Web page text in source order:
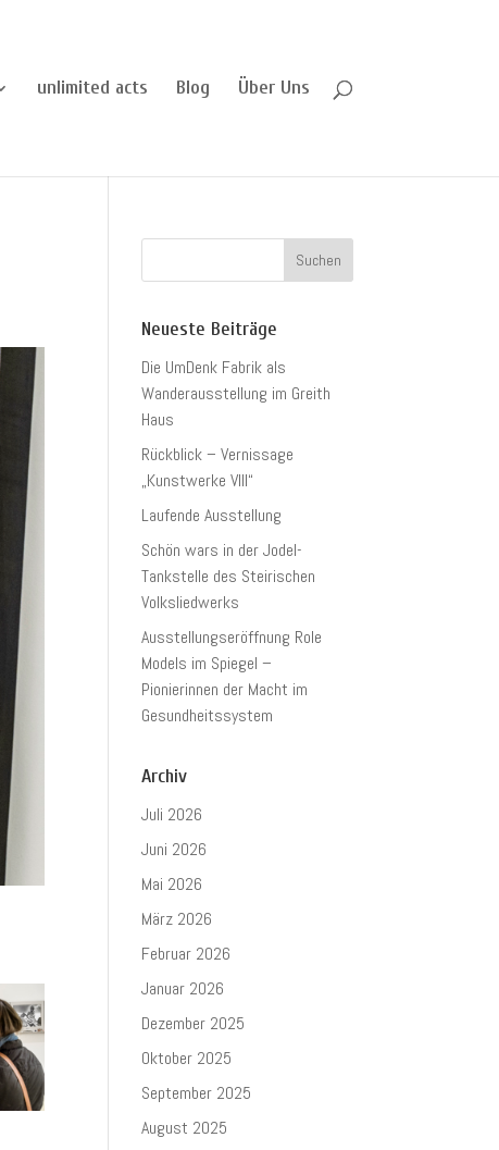
unlimited acts Blog Über Uns
Neueste Beiträge
Die UmDenk Fabrik als
Wanderausstellung im Greith
Haus
Rückblick – Vernissage
„Kunstwerke VIII“
Laufende Ausstellung
Schön wars in der Jodel-
Tankstelle des Steirischen
Volksliedwerks
Ausstellungseröffnung Role
Models im Spiegel –
Pionierinnen der Macht im
Gesundheitssystem
Archiv
Juli 2026
Juni 2026
Mai 2026
März 2026
Februar 2026
Januar 2026
Dezember 2025
Oktober 2025
September 2025
August 2025